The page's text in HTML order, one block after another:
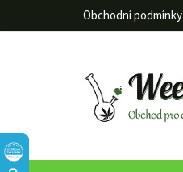
Obchodní podmínky